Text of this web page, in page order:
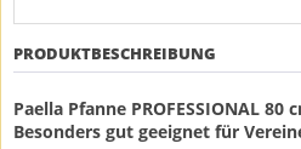
PRODUKTBESCHREIBUNG
Paella Pfanne PROFESSIONAL 80
Besonders gut geeignet für